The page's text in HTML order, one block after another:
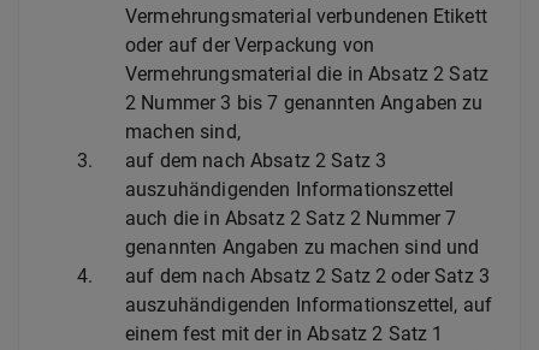
Vermehrungsmaterial verbundenen Etikett
oder auf der Verpackung von
Vermehrungsmaterial die in Absatz 2 Satz
2 Nummer 3 bis 7 genannten Angaben zu
machen sind,
3.
auf dem nach Absatz 2 Satz 3
auszuhändigenden Informationszettel
auch die in Absatz 2 Satz 2 Nummer 7
genannten Angaben zu machen sind und
4.
auf dem nach Absatz 2 Satz 2 oder Satz 3
auszuhändigenden Informationszettel, auf
einem fest mit der in Absatz 2 Satz 1